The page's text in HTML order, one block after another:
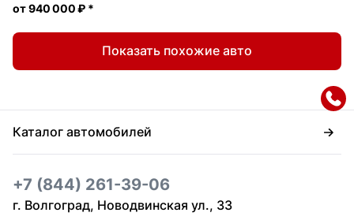
от940 000 ₽ *
Показать похожие авто
Каталог автомобилей
+7 (844) 261-39-06
г. Волгоград, Новодвинская ул., 33